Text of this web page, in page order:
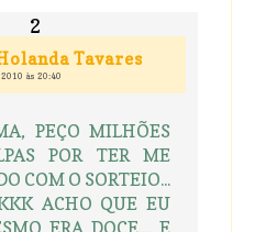
Tavares
às 20:40
PEÇO MILHÕES
POR TER ME
COM O SORTEIO...
ACHO QUE EU